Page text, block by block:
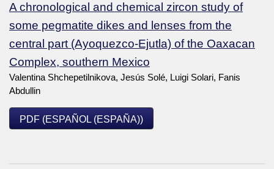
A chronological and chemical zircon study of
some pegmatite dikes and lenses from the
central part (Ayoquezco-Ejutla) of the Oaxacan
Complex, southern Mexico
Valentina Shchepetilnikova, Jesús Solé, Luigi Solari, Fanis
Abdullin
PDF (ESPAÑOL (ESPAÑA))